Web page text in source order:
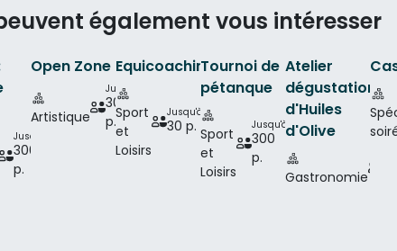
également vous intéresser
Jusqu'à
300
p.
Open Zone
Artistique
Jusqu'à
300
p.
Equicoaching
Sport
et
Loisirs
Jusqu'à
30 p.
Tournoi de
pétanque
Sport
et
Loisirs
Jusqu'à
300
p.
Atelier
dégustation
d'Huiles
d'Olive
Gastronomie